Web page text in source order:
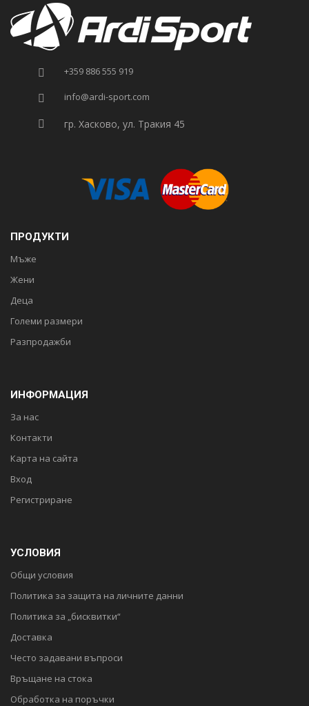
+359 886 555 919
info@ardi-sport.com
гр. Хасково, ул. Тракия 45
ПРОДУКТИ
Мъже
Жени
Деца
Големи размери
Разпродажби
ИНФОРМАЦИЯ
За нас
Контакти
Карта на сайта
Вход
Регистриране
УСЛОВИЯ
Общи условия
Политика за защита на личните данни
Политика за „бисквитки“
Доставка
Често задавани въпроси
Връщане на стока
Обработка на поръчки